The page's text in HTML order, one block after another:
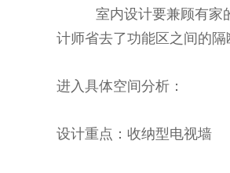
室内设计要兼顾有家
计师省去了功能区之间的
进入具体空间分析：
设计重点：收纳型电视墙